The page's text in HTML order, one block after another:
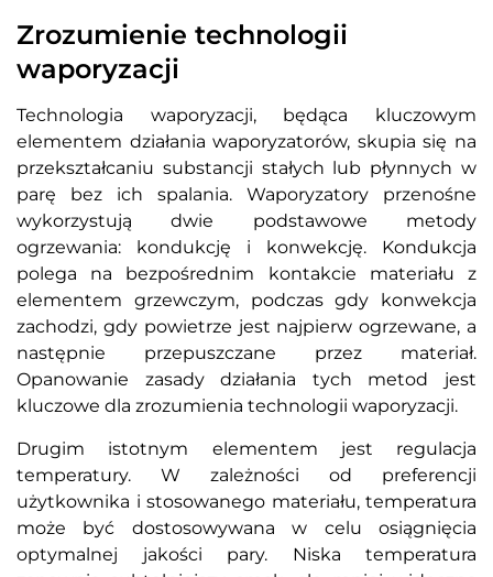
Zrozumienie technologii
waporyzacji
Technologia waporyzacji, będąca kluczowym
elementem działania waporyzatorów, skupia się na
przekształcaniu substancji stałych lub płynnych w
parę bez ich spalania. Waporyzatory przenośne
wykorzystują dwie podstawowe metody
ogrzewania: kondukcję i konwekcję. Kondukcja
polega na bezpośrednim kontakcie materiału z
elementem grzewczym, podczas gdy konwekcja
zachodzi, gdy powietrze jest najpierw ogrzewane, a
następnie przepuszczane przez materiał.
Opanowanie zasady działania tych metod jest
kluczowe dla zrozumienia technologii waporyzacji.
Drugim istotnym elementem jest regulacja
temperatury. W zależności od preferencji
użytkownika i stosowanego materiału, temperatura
może być dostosowywana w celu osiągnięcia
optymalnej jakości pary. Niska temperatura